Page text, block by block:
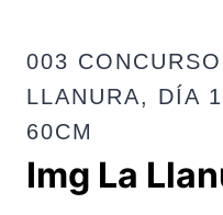
003
LLANURA, DÍA
60CM
Img La